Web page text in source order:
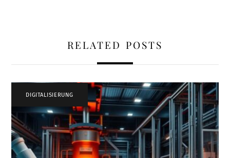
RELATED POSTS
DIGITALISIERUNG